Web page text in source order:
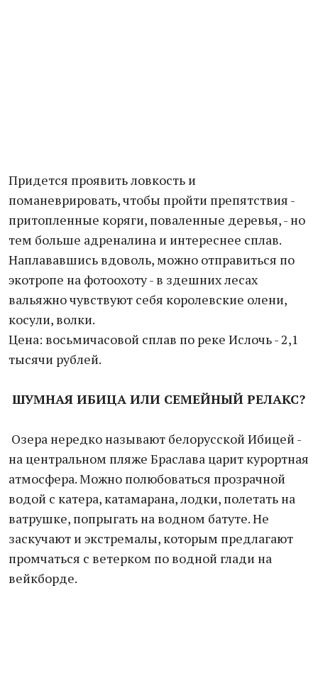
Придется проявить ловкость и
поманеврировать, чтобы пройти препятствия -
притопленные коряги, поваленные деревья, - но
тем больше адреналина и интереснее сплав.
Наплававшись вдоволь, можно отправиться по
экотропе на фотоохоту - в здешних лесах
вальяжно чувствуют себя королевские олени,
косули, волки.
Цена: восьмичасовой сплав по реке Ислочь - 2,1
тысячи рублей.
ШУМНАЯ ИБИЦА ИЛИ СЕМЕЙНЫЙ РЕЛАКС?
Озера нередко называют белорусской Ибицей -
на центральном пляже Браслава царит курортная
атмосфера. Можно полюбоваться прозрачной
водой с катера, катамарана, лодки, полетать на
ватрушке, попрыгать на водном батуте. Не
заскучают и экстремалы, которым предлагают
промчаться с ветерком по водной глади на
вейкборде.